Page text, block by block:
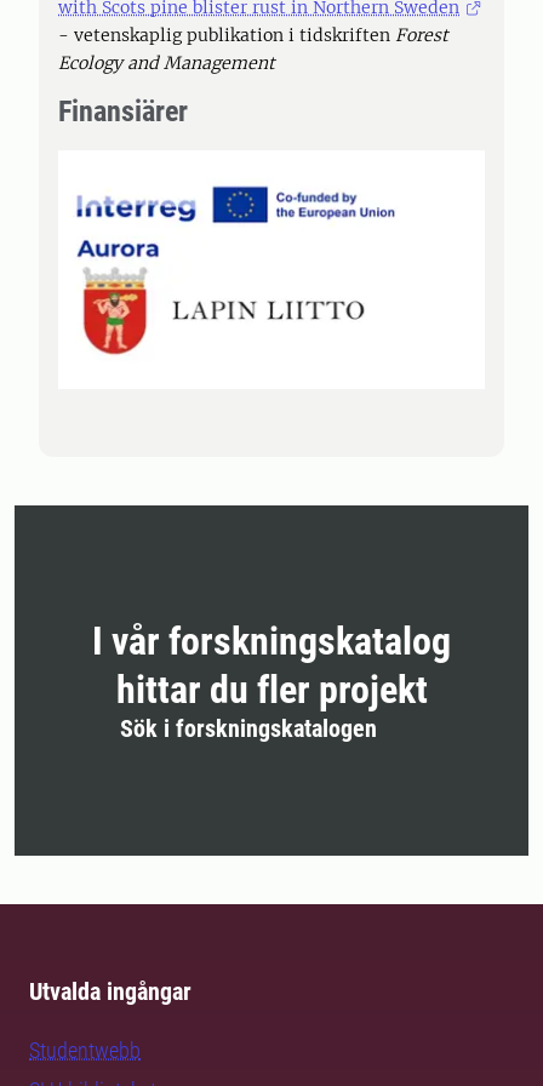
with Scots pine blister rust in Northern Sweden
- vetenskaplig publikation i tidskriften Forest
Ecology and Management
Finansiärer
I vår forskningskatalog
hittar du fler projekt
Sök i forskningskatalogen
Utvalda ingångar
Studentwebb